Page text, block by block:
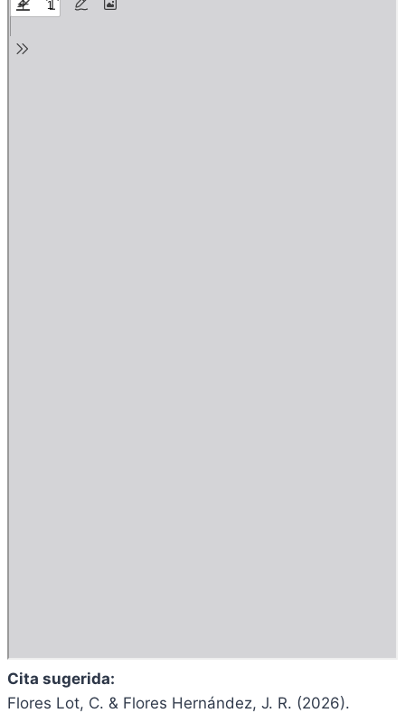
Cita sugerida:
Flores Lot, C. & Flores Hernández, J. R. (2026).